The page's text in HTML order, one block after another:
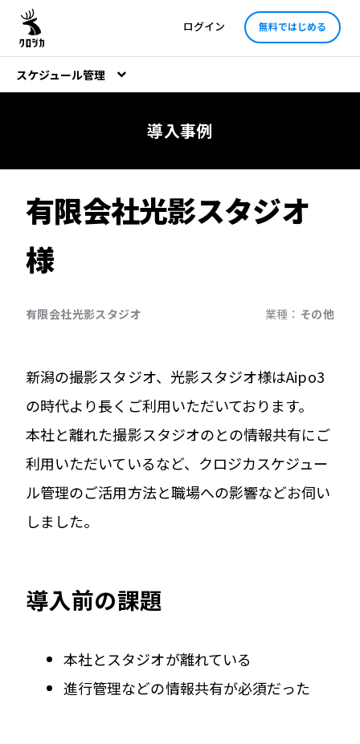
ログイン 無料ではじめる
スケジュール管理
導入事例
有限会社光影スタジオ
様
有限会社光影スタジオ 業種： その他
新潟の撮影スタジオ、光影スタジオ様はAipo3
の時代より長くご利用いただいております。
本社と離れた撮影スタジオのとの情報共有にご
利用いただいているなど、クロジカスケジュー
ル管理のご活用方法と職場への影響などお伺い
しました。
導入前の課題
本社とスタジオが離れている
進行管理などの情報共有が必須だった